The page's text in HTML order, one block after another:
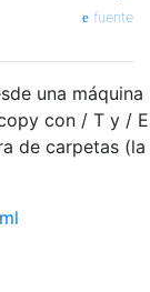
fuente
una máquina
con / T y / E
de carpetas (la